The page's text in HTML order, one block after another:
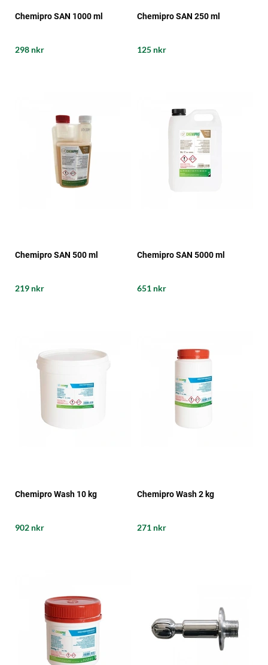
Chemipro SAN 1000 ml
298 nkr
Chemipro SAN 250 ml
125 nkr
Chemipro SAN 500 ml
219 nkr
Chemipro SAN 5000 ml
651 nkr
Chemipro Wash 10 kg
902 nkr
Chemipro Wash 2 kg
271 nkr